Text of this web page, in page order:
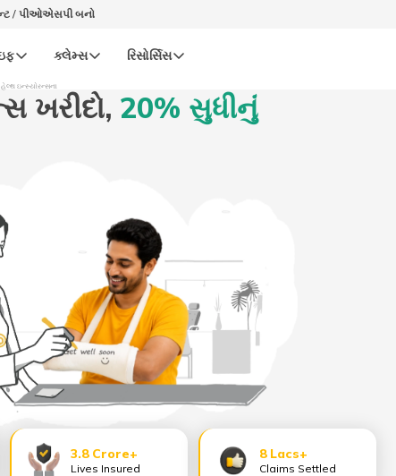
/ પીઓએસપી બનો
ક્લેમ્સ રિસોર્સિસ
હેલ્થ ઇન્સ્યોરન્સના
ખરીદો, 20% સુધીનું
3.8 Crore+
Lives Insured
8 Lacs+
Claims Settled